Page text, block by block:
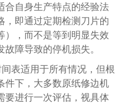
合自身生产特点的经验法
，即通过定期检测刀片的
），而不是等到明显失效
障导致的停机损失。
表适用于所有情况，但根
件下，大多数原纸修边机
要进行一次评估，视具体